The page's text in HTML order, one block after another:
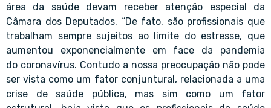
área da saúde devam receber atenção especial da
Câmara dos Deputados. “De fato, são profissionais que
trabalham sempre sujeitos ao limite do estresse, que
aumentou exponencialmente em face da pandemia
do coronavírus. Contudo a nossa preocupação não pode
ser vista como um fator conjuntural, relacionada a uma
crise de saúde pública, mas sim como um fator